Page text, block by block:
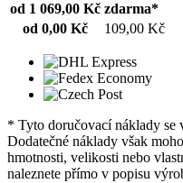
od 1 069,00 Kč zdarma*
od 0,00 Kč
109,00 Kč
* Tyto doručovací náklady se
Dodatečné náklady však
hmotnosti, velikosti nebo
naleznete přímo v popisu